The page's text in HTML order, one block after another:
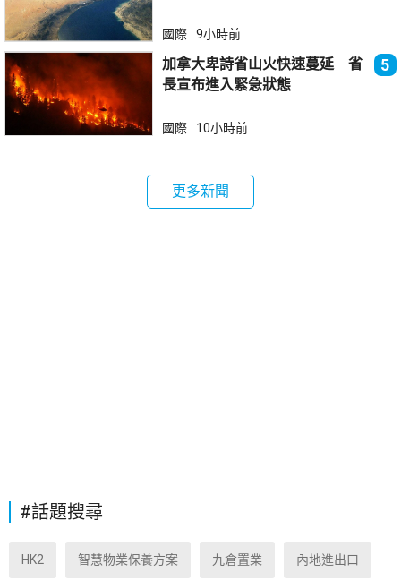
國際 9小時前
加拿大卑詩省山火快速蔓延 省
長宣布進入緊急狀態
5
國際 10小時前
更多新聞
#話題搜尋
HK2 智慧物業保養方案 九倉置業 內地進出口